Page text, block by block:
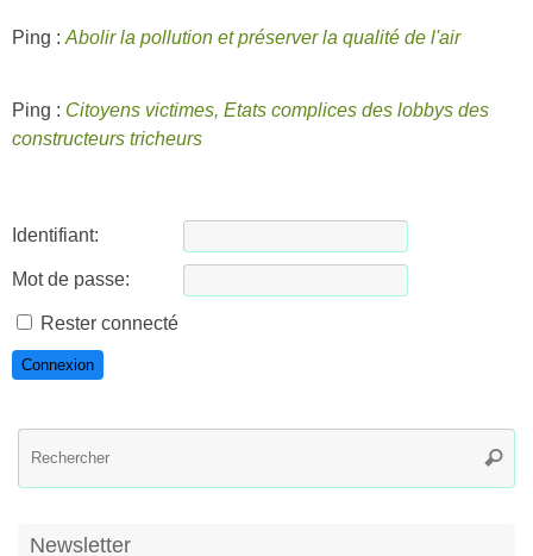
Ping : Abolir la pollution et préserver la qualité de l'air
Ping : Citoyens victimes, Etats complices des lobbys des
constructeurs tricheurs
Identifiant:
Mot de passe:
Rester connecté
Connexion
Newsletter